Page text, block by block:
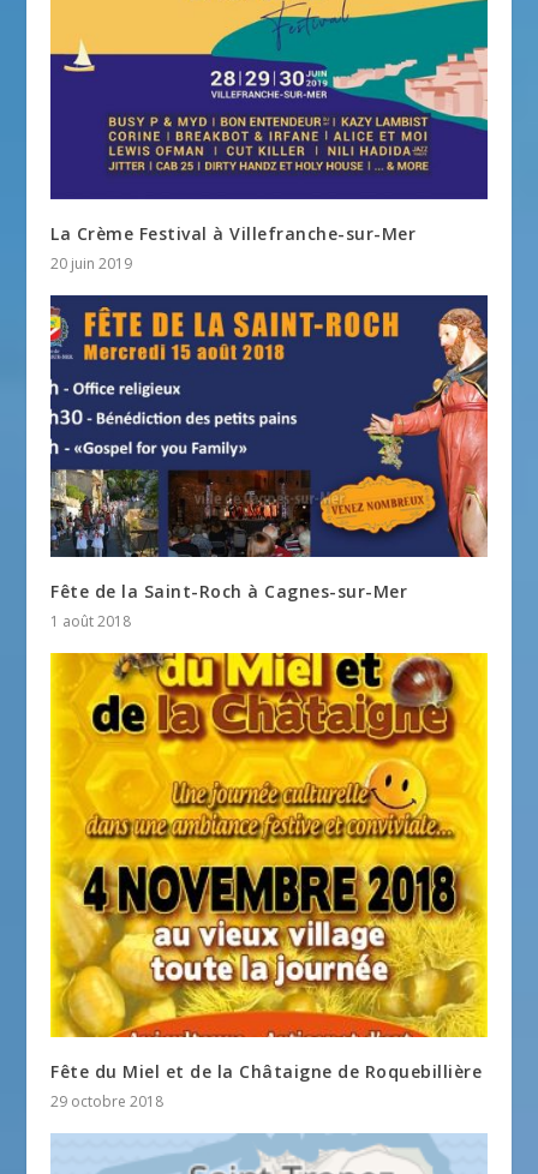
La Crème Festival à Villefranche-sur-Mer
20 juin 2019
Fête de la Saint-Roch à Cagnes-sur-Mer
1 août 2018
Fête du Miel et de la Châtaigne de Roquebillière
29 octobre 2018